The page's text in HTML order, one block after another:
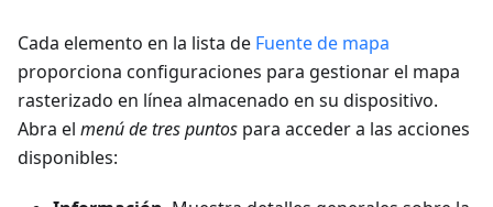
Cada elemento en la lista de Fuente de mapa
proporciona configuraciones para gestionar el mapa
rasterizado en línea almacenado en su dispositivo.
Abra el menú de tres puntos para acceder a las acciones
disponibles: